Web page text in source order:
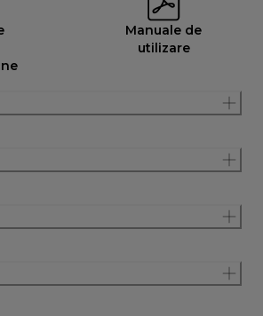
Manuale de
utilizare